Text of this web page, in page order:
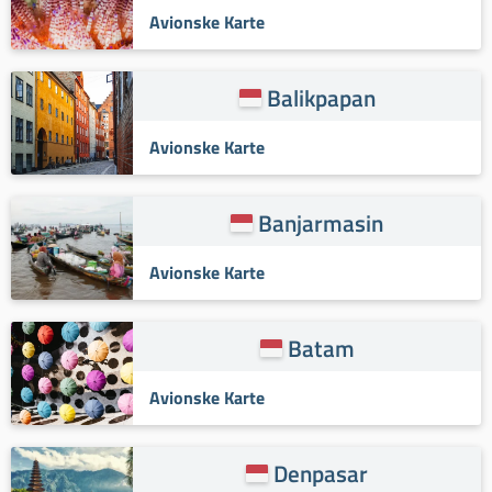
Avionske Karte
Balikpapan
Avionske Karte
Banjarmasin
Avionske Karte
Batam
Avionske Karte
Denpasar